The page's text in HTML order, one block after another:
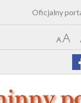
Oficjalny